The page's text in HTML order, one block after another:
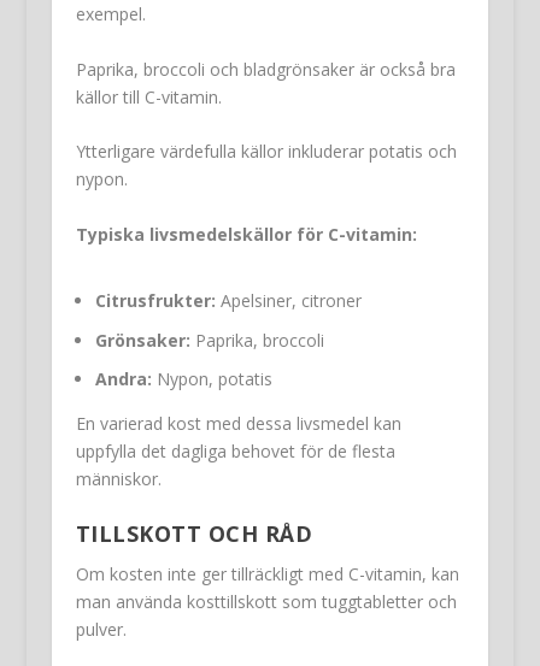
exempel.
Paprika, broccoli och bladgrönsaker är också bra
källor till C-vitamin.
Ytterligare värdefulla källor inkluderar potatis och
nypon.
Typiska livsmedelskällor för C-vitamin:
Citrusfrukter: Apelsiner, citroner
Grönsaker: Paprika, broccoli
Andra: Nypon, potatis
En varierad kost med dessa livsmedel kan
uppfylla det dagliga behovet för de flesta
människor.
TILLSKOTT OCH RÅD
Om kosten inte ger tillräckligt med C-vitamin, kan
man använda kosttillskott som tuggtabletter och
pulver.